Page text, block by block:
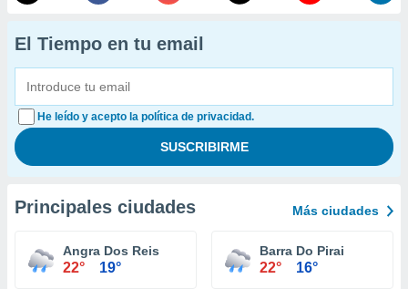
El Tiempo en tu email
He leído y acepto la política de privacidad.
Principales ciudades Más ciudades
Angra Dos Reis
22° 19°
Barra Do Pirai
22° 16°